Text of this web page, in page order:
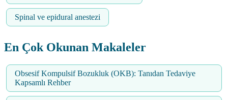
Spinal ve epidural anestezi
En Çok Okunan Makaleler
Obsesif Kompulsif Bozukluk (OKB): Tanıdan Tedaviye
Kapsamlı Rehber